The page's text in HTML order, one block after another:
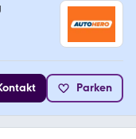
Parken